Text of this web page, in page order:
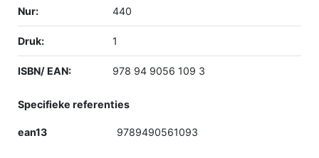
Nur: 440
Druk: 1
ISBN/ EAN: 978 94 9056 109 3
Specifieke referenties
ean13 9789490561093